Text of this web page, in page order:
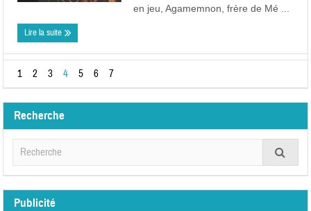
en jeu, Agamemnon, frère de Mé ...
Lire la suite
1 2 3 4 5 6 7
Recherche
Publicité